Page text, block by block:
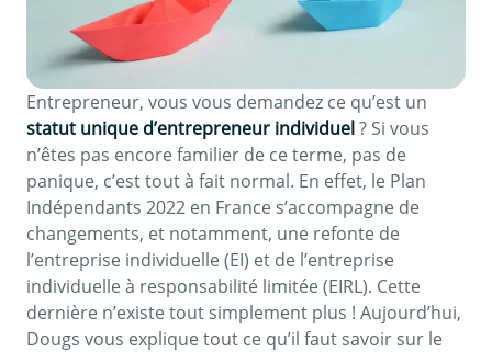
Entrepreneur, vous vous demandez ce qu’est un
statut unique d’entrepreneur individuel? Si vous
n’êtes pas encore familier de ce terme, pas de
panique, c’est tout à fait normal. En effet, le Plan
Indépendants 2022 en France s’accompagne de
changements, et notamment, une refonte de
l’entreprise individuelle (EI) et de l’entreprise
individuelle à responsabilité limitée (EIRL). Cette
dernière n’existe tout simplement plus ! Aujourd’hui,
Dougs vous explique tout ce qu’il faut savoir sur le